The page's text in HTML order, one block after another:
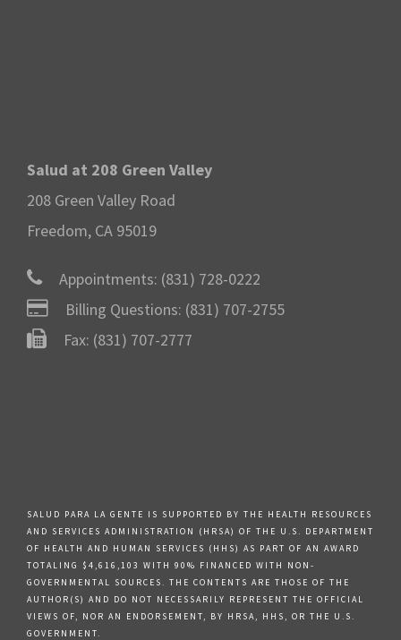
Salud at 208 Green Valley
208 Green Valley Road
Freedom, CA 95019
Appointments: (831) 728-0222
Billing Questions: (831) 707-2755
Fax: (831) 707-2777
SALUD PARA LA GENTE IS SUPPORTED BY THE HEALTH RESOURCES
AND SERVICES ADMINISTRATION (HRSA) OF THE U.S. DEPARTMENT
OF HEALTH AND HUMAN SERVICES (HHS) AS PART OF AN AWARD
TOTALING $4,616,103 WITH 90% FINANCED WITH NON-
GOVERNMENTAL SOURCES. THE CONTENTS ARE THOSE OF THE
AUTHOR(S) AND DO NOT NECESSARILY REPRESENT THE OFFICIAL
VIEWS OF, NOR AN ENDORSEMENT, BY HRSA, HHS, OR THE U.S.
GOVERNMENT.